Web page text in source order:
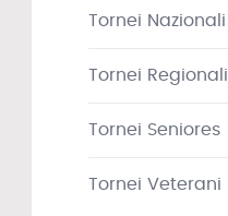
Tornei Nazionali
Tornei Regionali
Tornei Seniores
Tornei Veterani